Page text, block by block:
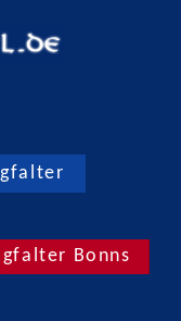
Bonns